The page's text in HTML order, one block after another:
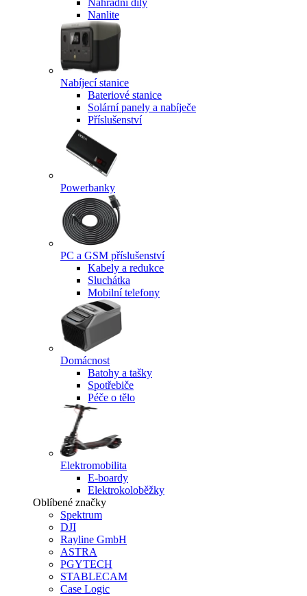
Náhradní díly
Nanlite
Nabíjecí stanice
Bateriové stanice
Solární panely a nabíječe
Příslušenství
Powerbanky
PC a GSM příslušenství
Kabely a redukce
Sluchátka
Mobilní telefony
Domácnost
Batohy a tašky
Spotřebiče
Péče o tělo
Elektromobilita
E-boardy
Elektrokoloběžky
Oblíbené značky
Spektrum
DJI
Rayline GmbH
ASTRA
PGYTECH
STABLECAM
Case Logic